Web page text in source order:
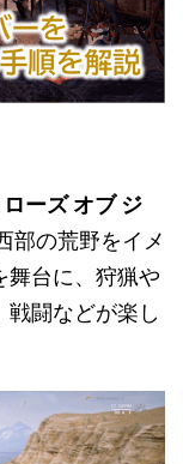
ーズ オブ ジ
部の荒野をイメ
舞台に、狩猟や
戦闘などが楽し